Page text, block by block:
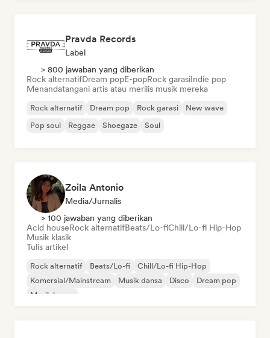
Pravda Records
Label
> 800 jawaban yang diberikan
Rock alternatifDream popE-popRock garasiIndie pop
Menandatangani artis atau merilis musik mereka
Rock alternatif Dream pop Rock garasi
New wave
Pop soul
Reggae Shoegaze Soul
Zoila Antonio
Media/Jurnalis
> 100 jawaban yang diberikan
Acid houseRock alternatifBeats/Lo-fiChill/Lo-fi Hip-Hop
Musik klasik
Tulis artikel
Rock alternatif Beats/Lo-fi
Chill/Lo-fi Hip-Hop
Komersial/Mainstream
Musik dansa Disco
Dream pop
Musik house